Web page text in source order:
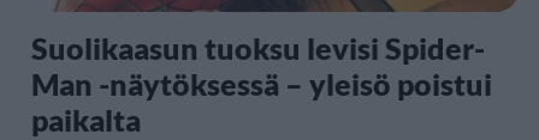
Suolikaasun tuoksu levisi Spider-
Man -näytöksessä – yleisö poistui
paikalta